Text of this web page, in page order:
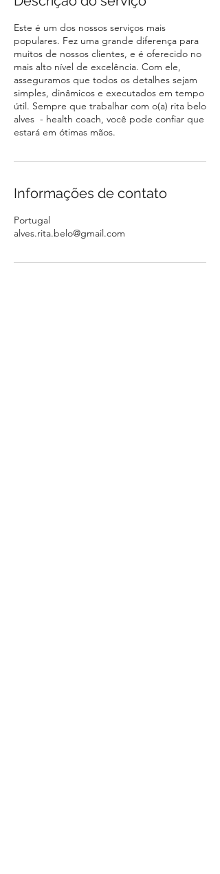
Este é um dos nossos serviços mais
populares. Fez uma grande diferença para
muitos de nossos clientes, e é oferecido no
mais alto nível de excelência. Com ele,
asseguramos que todos os detalhes sejam
simples, dinâmicos e executados em tempo
útil. Sempre que trabalhar com o(a) rita belo
alves - health coach, você pode confiar que
estará em ótimas mãos.
Informações de contato
Portugal
alves.rita.belo@gmail.com